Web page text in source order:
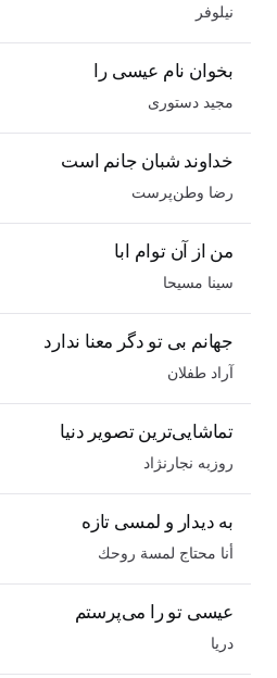
نیلوفر
بخوان نام عیسی را
مجید دستوری
خداوند شبان جانم است
رضا وطن‌پرست
من از آن توام ابا
سینا مسیحا
جهانم بی تو دگر معنا ندارد
آراد طفلان
تماشایی‌ترین تصویر دنیا
روزبه نجارنژاد
به دیدار و لمسی تازه
أنا محتاج لمسة روحك
عیسی تو را می‌پرستم
دریا